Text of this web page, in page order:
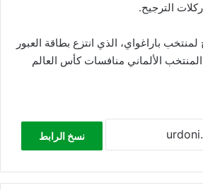
الترجيح.
باراغواي، الذي انتزع بطاقة العبور
فيما ودع المنتخب الألماني منافسات كأس العالم
نسخ الرابط